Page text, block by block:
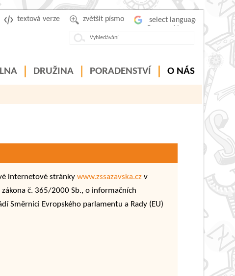
zvětšit písmo
textová verze
DRUŽINA PORADENSTVÍ O NÁS
internetové stránkywww.zssazavska.cz v
č. 365/2000 Sb., o informačních
Směrnici Evropského parlamentu a Rady (EU)